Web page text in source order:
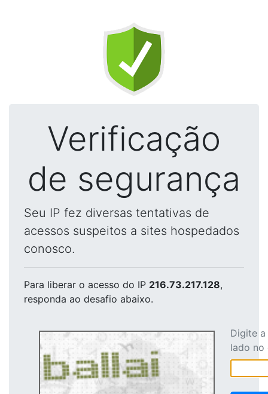
Verificação
de segurança
Seu IP fez diversas tentativas de
acessos suspeitos a sites hospedados
conosco.
Para liberar o acesso do IP 216.73.217.128,
responda ao desafio abaixo.
Digite
lado no